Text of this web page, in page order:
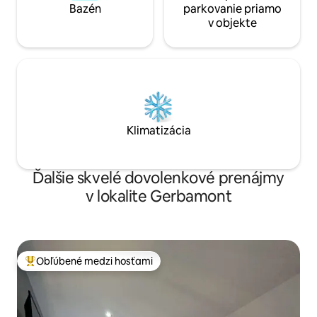
Bazén
parkovanie priamo
v objekte
Klimatizácia
Ďalšie skvelé dovolenkové prenájmy
v lokalite Gerbamont
Najobľúbenejšie medzi hosťami
Obľúbené medzi hosťami